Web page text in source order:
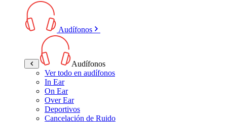
Audífonos
Audífonos
Ver todo en audífonos
In Ear
On Ear
Over Ear
Deportivos
Cancelación de Ruido